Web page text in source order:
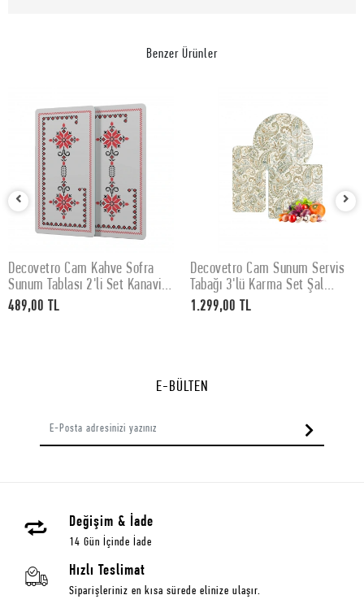
Benzer Ürünler
SEPETE EKLE
Decovetro Cam Kahve Sofra
Sunum Tablası 2'li Set Kanaviçe
Desenli 30 x 15 cm
489,00 TL
SEPETE EKLE
Decovetro Cam Sunum Servis
Tabağı 3'lü Karma Set Şal
Desenli
1.299,00 TL
E-BÜLTEN
Değişim & İade
14 Gün İçinde İade
Hızlı Teslimat
Siparişleriniz en kısa sürede elinize ulaşır.